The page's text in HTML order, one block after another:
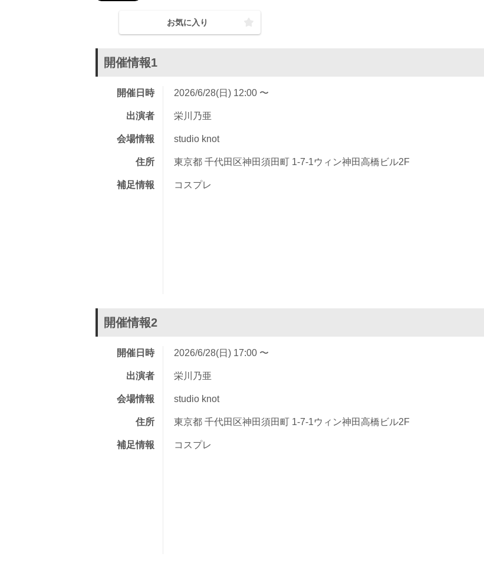
お気に入り
開催情報1
開催日時 2026/6/28(日) 12:00 〜
出演者 栄川乃亜
会場情報 studio knot
住所 東京都 千代田区神田須田町 1-7-1ウィン神田高橋ビル2F
補足情報 コスプレ
開催情報2
開催日時 2026/6/28(日) 17:00 〜
出演者 栄川乃亜
会場情報 studio knot
住所 東京都 千代田区神田須田町 1-7-1ウィン神田高橋ビル2F
補足情報 コスプレ